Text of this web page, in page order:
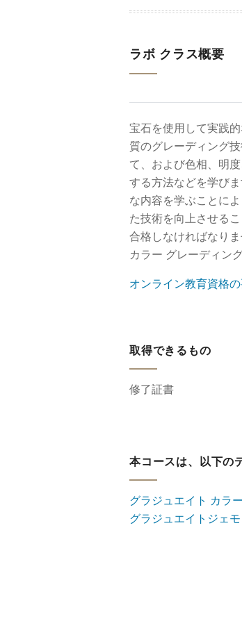
ラボ クラス概要
宝石を使用して実践
質のグレーディング
て、および色相、明
する方法などを学び
な内容を学ぶことに
た技術を向上させる
合格しなければなり
カラー グレーディン
オンライン教育資格
取得できるもの
修了証書
本コースは、以下の
グラジュエイト カラ
グラジュエイトジェ